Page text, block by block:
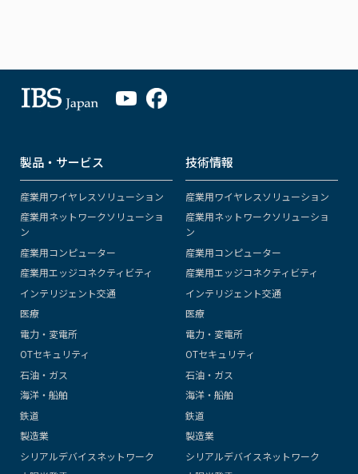
製品・サービス
産業用ワイヤレスソリューション
産業用ネットワークソリューショ
ン
産業用コンピューター
産業用エッジコネクティビティ
インテリジェント交通
医療
電力・変電所
OTセキュリティ
石油・ガス
海洋・船舶
鉄道
製造業
シリアルデバイスネットワーク
技術情報
産業用ワイヤレスソリューション
産業用ネットワークソリューショ
ン
産業用コンピューター
産業用エッジコネクティビティ
インテリジェント交通
医療
電力・変電所
OTセキュリティ
石油・ガス
海洋・船舶
鉄道
製造業
シリアルデバイスネットワーク